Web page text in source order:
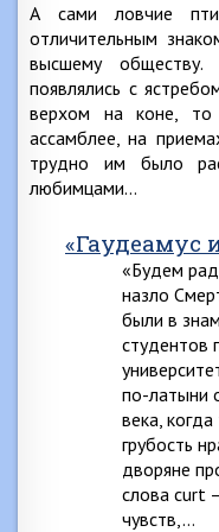
А сами ловчие
отличительным
высшему обществу.
появлялись с
верхом на коне,
ассамблее, на
трудно им было
любимцами…
«Гаудеамус
«Будем
назло
были в
студентов
по-латыни
века,
грубость
дворяне
слова curt
чувств,…